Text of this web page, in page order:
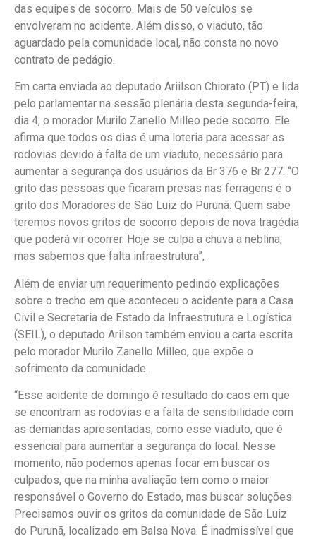
das equipes de socorro. Mais de 50 veículos se
envolveram no acidente. Além disso, o viaduto, tão
aguardado pela comunidade local, não consta no novo
contrato de pedágio.
Em carta enviada ao deputado Ariilson Chiorato (PT) e lida
pelo parlamentar na sessão plenária desta segunda-feira,
dia 4, o morador Murilo Zanello Milleo pede socorro. Ele
afirma que todos os dias é uma loteria para acessar as
rodovias devido à falta de um viaduto, necessário para
aumentar a segurança dos usuários da Br 376 e Br 277. “O
grito das pessoas que ficaram presas nas ferragens é o
grito dos Moradores de São Luiz do Purunã. Quem sabe
teremos novos gritos de socorro depois de nova tragédia
que poderá vir ocorrer. Hoje se culpa a chuva a neblina,
mas sabemos que falta infraestrutura”,
Além de enviar um requerimento pedindo explicações
sobre o trecho em que aconteceu o acidente para a Casa
Civil e Secretaria de Estado da Infraestrutura e Logística
(SEIL), o deputado Arilson também enviou a carta escrita
pelo morador Murilo Zanello Milleo, que expõe o
sofrimento da comunidade.
“Esse acidente de domingo é resultado do caos em que
se encontram as rodovias e a falta de sensibilidade com
as demandas apresentadas, como esse viaduto, que é
essencial para aumentar a segurança do local. Nesse
momento, não podemos apenas focar em buscar os
culpados, que na minha avaliação tem como o maior
responsável o Governo do Estado, mas buscar soluções.
Precisamos ouvir os gritos da comunidade de São Luiz
do Purunã, localizado em Balsa Nova. É inadmissível que